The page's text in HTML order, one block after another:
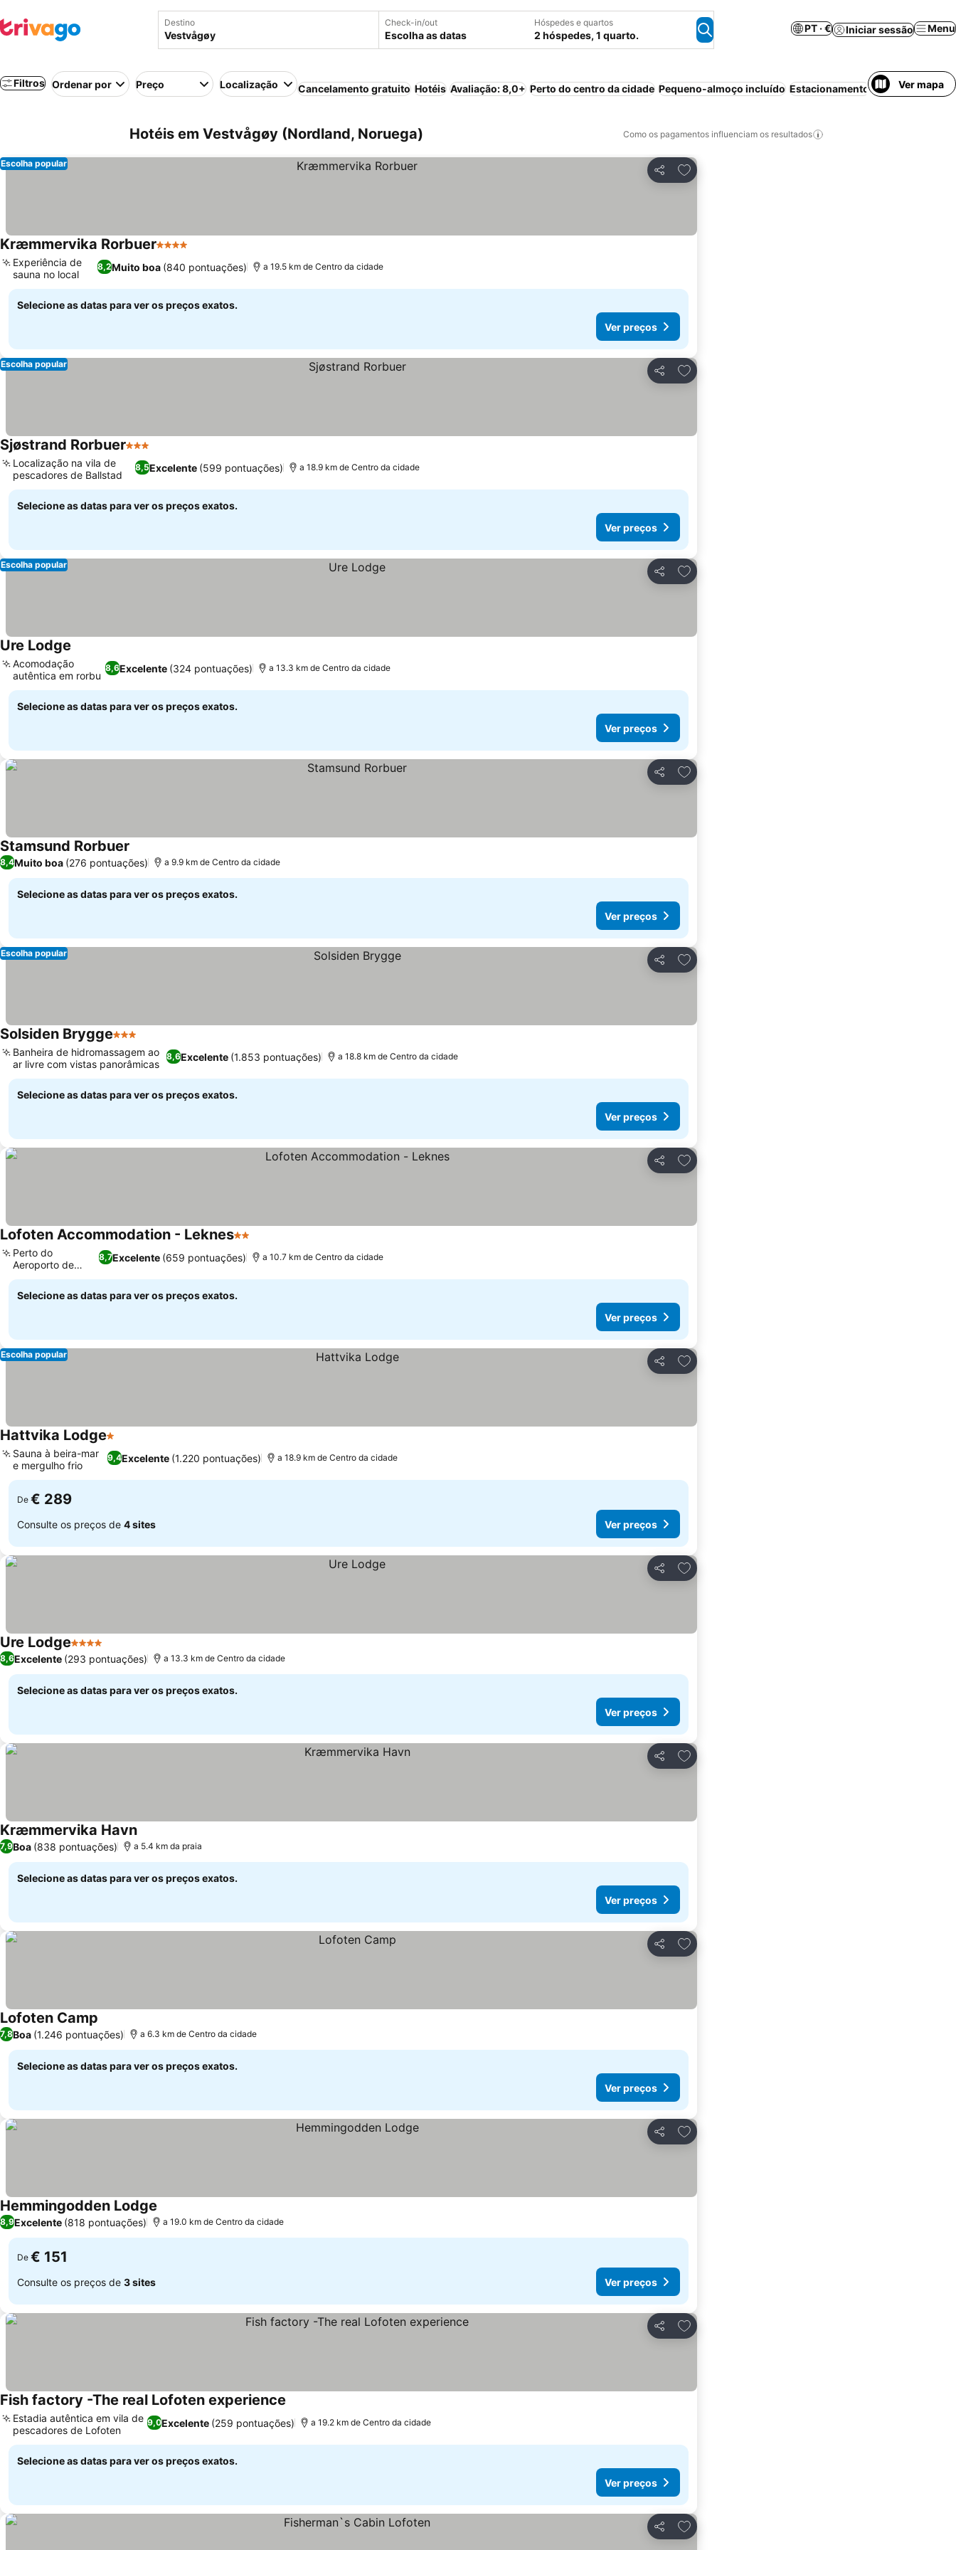
Destino Check-in/out
Escolha as datas
Hóspedes e quartos
2 hóspedes, 1 quarto.
PT · € Iniciar sessão Menu
Filtros Ordenar por Preço Localização Cancelamento gratuito Hotéis Avaliação: 8,0+ Perto do centro da cidade Pequeno-almoço incluído Estacionamento AnimaisVer mapa
Hotéis em Vestvågøy (Nordland, Noruega) Como os pagamentos influenciam os resultados
Partilhar
Adicionar aos favoritos
Escolha popular
Kræmmervika Rorbuer4 Estrelas
8,2Muito boa (840 pontuações)
Experiência de
sauna no local
a 19.5 km de Centro da cidade
Selecione as datas para ver os preços exatos.
Ver preços
Partilhar
Adicionar aos favoritos
Escolha popular
Sjøstrand Rorbuer3 Estrelas
8,5Excelente (599 pontuações)
Localização na vila de
pescadores de Ballstad
a 18.9 km de Centro da cidade
Selecione as datas para ver os preços exatos.
Ver preços
Partilhar
Adicionar aos favoritos
Escolha popular
Ure Lodge
8,6Excelente (324 pontuações)
Acomodação
autêntica em rorbu
a 13.3 km de Centro da cidade
Selecione as datas para ver os preços exatos.
Ver preços
Partilhar
Adicionar aos favoritos
Stamsund Rorbuer Ver preços
8,4Muito boa (276 pontuações) a 9.9 km de Centro da cidade
Selecione as datas para ver os preços exatos.
Ver preços
Partilhar
Adicionar aos favoritos
Escolha popular
Solsiden Brygge3 Estrelas
8,6Excelente (1.853 pontuações)
Banheira de hidromassagem ao
ar livre com vistas panorâmicas
a 18.8 km de Centro da cidade
Selecione as datas para ver os preços exatos.
Ver preços
Partilhar
Adicionar aos favoritos
Lofoten Accommodation - Leknes2 Estrelas
8,7Excelente (659 pontuações)
Perto do
Aeroporto de
Leknes
a 10.7 km de Centro da cidade
Selecione as datas para ver os preços exatos.
Ver preços
Partilhar
Adicionar aos favoritos
Escolha popular
Hattvika Lodge1 Estrelas
9,4Excelente (1.220 pontuações)
Sauna à beira-mar
e mergulho frio
a 18.9 km de Centro da cidade
De € 289
Consulte os preços de 4 sites Ver preços
Partilhar
Adicionar aos favoritos
Ure Lodge4 EstrelasVer preços
8,6Excelente (293 pontuações) a 13.3 km de Centro da cidade
Selecione as datas para ver os preços exatos.
Ver preços
Partilhar
Adicionar aos favoritos
Kræmmervika HavnVer preços
7,9Boa (838 pontuações) a 5.4 km da praia
Selecione as datas para ver os preços exatos.
Ver preços
Partilhar
Adicionar aos favoritos
Lofoten Camp Ver preços
7,8Boa (1.246 pontuações) a 6.3 km de Centro da cidade
Selecione as datas para ver os preços exatos.
Ver preços
Partilhar
Adicionar aos favoritos
Hemmingodden LodgeVer preços
8,9Excelente (818 pontuações) a 19.0 km de Centro da cidade
De € 151
Consulte os preços de 3 sites Ver preços
Partilhar
Adicionar aos favoritos
Fish factory -The real Lofoten experience
9,0Excelente (259 pontuações)
Estadia autêntica em vila de
pescadores de Lofoten
a 19.2 km de Centro da cidade
Selecione as datas para ver os preços exatos.
Ver preços
Partilhar
Adicionar aos favoritos